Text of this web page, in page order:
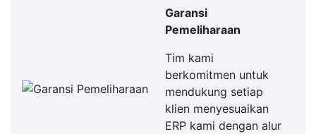
Garansi
Pemeliharaan
Tim kami
berkomitmen untuk
mendukung setiap
klien menyesuaikan
ERP kami dengan alur